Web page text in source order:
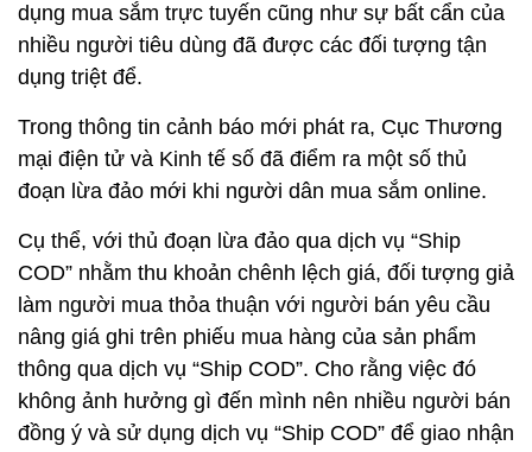
dụng mua sắm trực tuyến cũng như sự bất cẩn của
nhiều người tiêu dùng đã được các đối tượng tận
dụng triệt để.
Trong thông tin cảnh báo mới phát ra, Cục Thương
mại điện tử và Kinh tế số đã điểm ra một số thủ
đoạn lừa đảo mới khi người dân mua sắm online.
Cụ thể, với thủ đoạn lừa đảo qua dịch vụ “Ship
COD” nhằm thu khoản chênh lệch giá, đối tượng giả
làm người mua thỏa thuận với người bán yêu cầu
nâng giá ghi trên phiếu mua hàng của sản phẩm
thông qua dịch vụ “Ship COD”. Cho rằng việc đó
không ảnh hưởng gì đến mình nên nhiều người bán
đồng ý và sử dụng dịch vụ “Ship COD” để giao nhận